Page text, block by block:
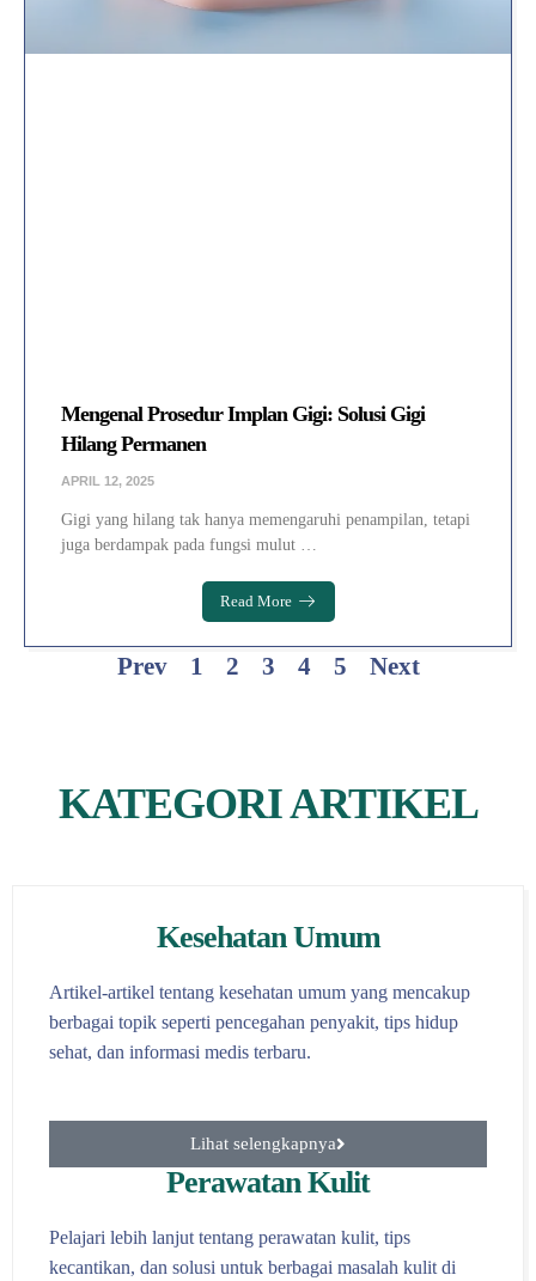
Mengenal Prosedur Implan Gigi: Solusi Gigi
Hilang Permanen
APRIL 12, 2025
Gigi yang hilang tak hanya memengaruhi penampilan, tetapi
juga berdampak pada fungsi mulut …
Read More
Prev 1 2 3 4 5 Next
KATEGORI ARTIKEL
Kesehatan Umum
Artikel-artikel tentang kesehatan umum yang mencakup
berbagai topik seperti pencegahan penyakit, tips hidup
sehat, dan informasi medis terbaru.
Lihat selengkapnya
Perawatan Kulit
Pelajari lebih lanjut tentang perawatan kulit, tips
kecantikan, dan solusi untuk berbagai masalah kulit di